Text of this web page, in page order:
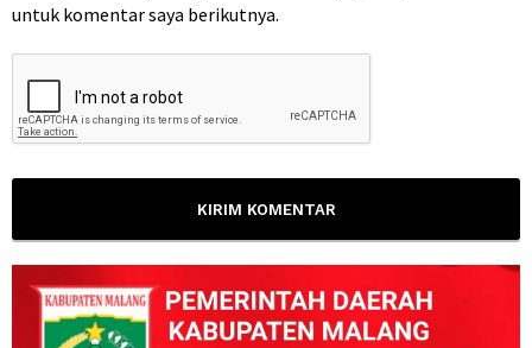
untuk komentar saya berikutnya.